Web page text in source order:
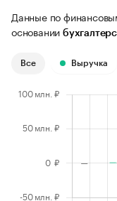
Данные по
основании
Все Выручка